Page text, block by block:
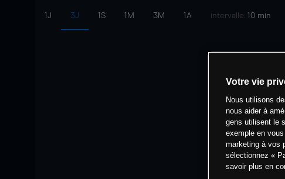
1J 3J 1S 1M 3M 1A intervalle: 10 min
Votre vie
Nous utilisons
nous aider à
gens utilisent le
exemple en
marketing à vos
sélectionnez «
savoir plus en